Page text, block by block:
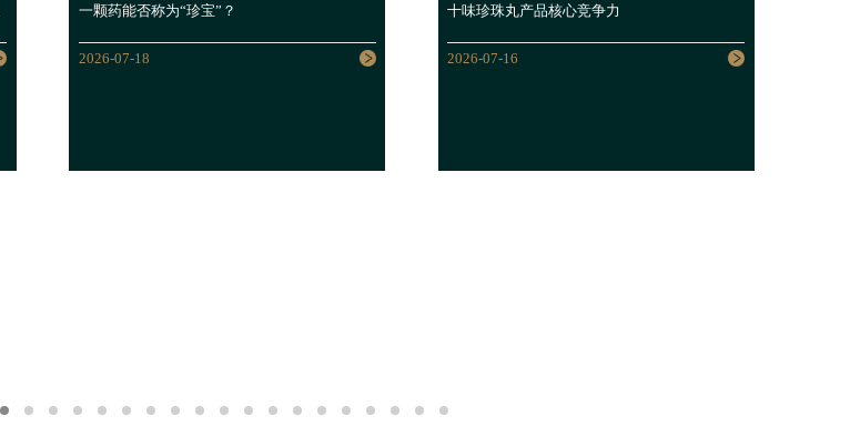
一颗药能否称为“珍宝”？
2026-07-18
十味珍珠丸产品核心竞争力
2026-07-16